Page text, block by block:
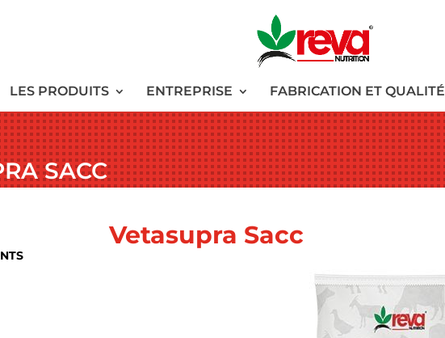
LES PRODUITS ENTREPRISE FABRICATION ET QUALITÉ
SACC
Vetasupra Sacc